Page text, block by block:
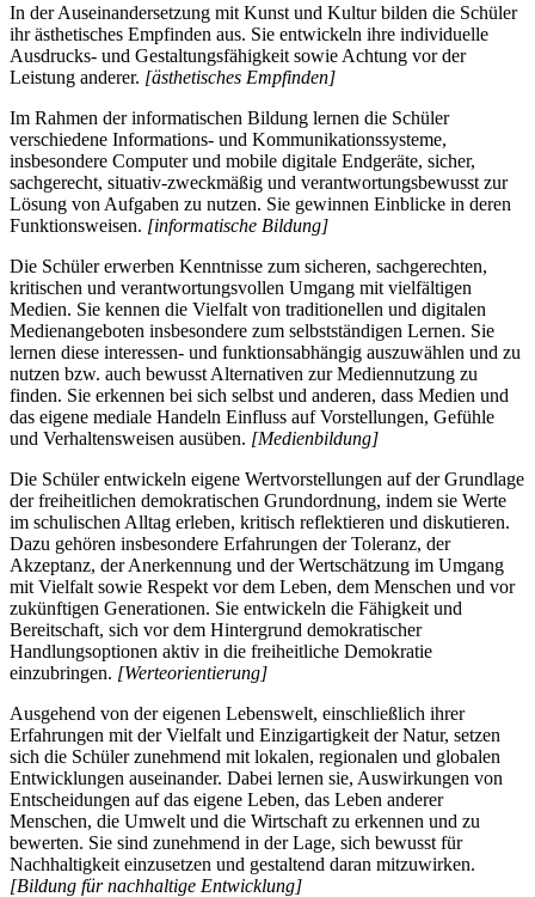
In der Auseinandersetzung mit Kunst und Kultur bilden die Schüler
ihr ästhetisches Empfinden aus. Sie entwickeln ihre individuelle
Ausdrucks- und Gestaltungsfähigkeit sowie Achtung vor der
Leistung anderer. [ästhetisches Empfinden]
Im Rahmen der informatischen Bildung lernen die Schüler
verschiedene Informations- und Kommunikationssysteme,
insbesondere Computer und mobile digitale Endgeräte, sicher,
sachgerecht, situativ-zweckmäßig und verantwortungsbewusst zur
Lösung von Aufgaben zu nutzen. Sie gewinnen Einblicke in deren
Funktionsweisen. [informatische Bildung]
Die Schüler erwerben Kenntnisse zum sicheren, sachgerechten,
kritischen und verantwortungsvollen Umgang mit vielfältigen
Medien. Sie kennen die Vielfalt von traditionellen und digitalen
Medienangeboten insbesondere zum selbstständigen Lernen. Sie
lernen diese interessen- und funktionsabhängig auszuwählen und zu
nutzen bzw. auch bewusst Alternativen zur Mediennutzung zu
finden. Sie erkennen bei sich selbst und anderen, dass Medien und
das eigene mediale Handeln Einfluss auf Vorstellungen, Gefühle
und Verhaltensweisen ausüben. [Medienbildung]
Die Schüler entwickeln eigene Wertvorstellungen auf der Grundlage
der freiheitlichen demokratischen Grundordnung, indem sie Werte
im schulischen Alltag erleben, kritisch reflektieren und diskutieren.
Dazu gehören insbesondere Erfahrungen der Toleranz, der
Akzeptanz, der Anerkennung und der Wertschätzung im Umgang
mit Vielfalt sowie Respekt vor dem Leben, dem Menschen und vor
zukünftigen Generationen. Sie entwickeln die Fähigkeit und
Bereitschaft, sich vor dem Hintergrund demokratischer
Handlungsoptionen aktiv in die freiheitliche Demokratie
einzubringen. [Werteorientierung]
Ausgehend von der eigenen Lebenswelt, einschließlich ihrer
Erfahrungen mit der Vielfalt und Einzigartigkeit der Natur, setzen
sich die Schüler zunehmend mit lokalen, regionalen und globalen
Entwicklungen auseinander. Dabei lernen sie, Auswirkungen von
Entscheidungen auf das eigene Leben, das Leben anderer
Menschen, die Umwelt und die Wirtschaft zu erkennen und zu
bewerten. Sie sind zunehmend in der Lage, sich bewusst für
Nachhaltigkeit einzusetzen und gestaltend daran mitzuwirken.
[Bildung für nachhaltige Entwicklung]